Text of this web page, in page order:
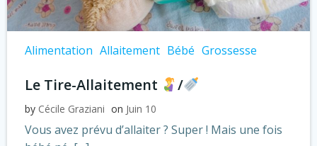
Alimentation Allaitement Bébé Grossesse
Le Tire-Allaitement /
by Cécile Graziani on Juin 10
Vous avez prévu d’allaiter ? Super ! Mais une fois